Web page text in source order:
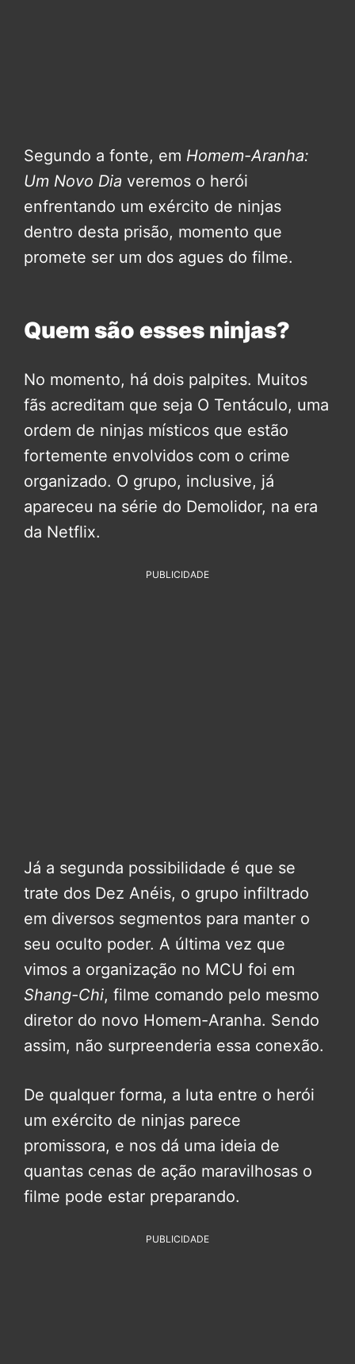
Segundo a fonte, em Homem-Aranha:
Um Novo Dia veremos o herói
enfrentando um exército de ninjas
dentro desta prisão, momento que
promete ser um dos agues do filme.
Quem são esses ninjas?
No momento, há dois palpites. Muitos
fãs acreditam que seja O Tentáculo, uma
ordem de ninjas místicos que estão
fortemente envolvidos com o crime
organizado. O grupo, inclusive, já
apareceu na série do Demolidor, na era
da Netflix.
PUBLICIDADE
Já a segunda possibilidade é que se
trate dos Dez Anéis, o grupo infiltrado
em diversos segmentos para manter o
seu oculto poder. A última vez que
vimos a organização no MCU foi em
Shang-Chi, filme comando pelo mesmo
diretor do novo Homem-Aranha. Sendo
assim, não surpreenderia essa conexão.
De qualquer forma, a luta entre o herói
um exército de ninjas parece
promissora, e nos dá uma ideia de
quantas cenas de ação maravilhosas o
filme pode estar preparando.
PUBLICIDADE